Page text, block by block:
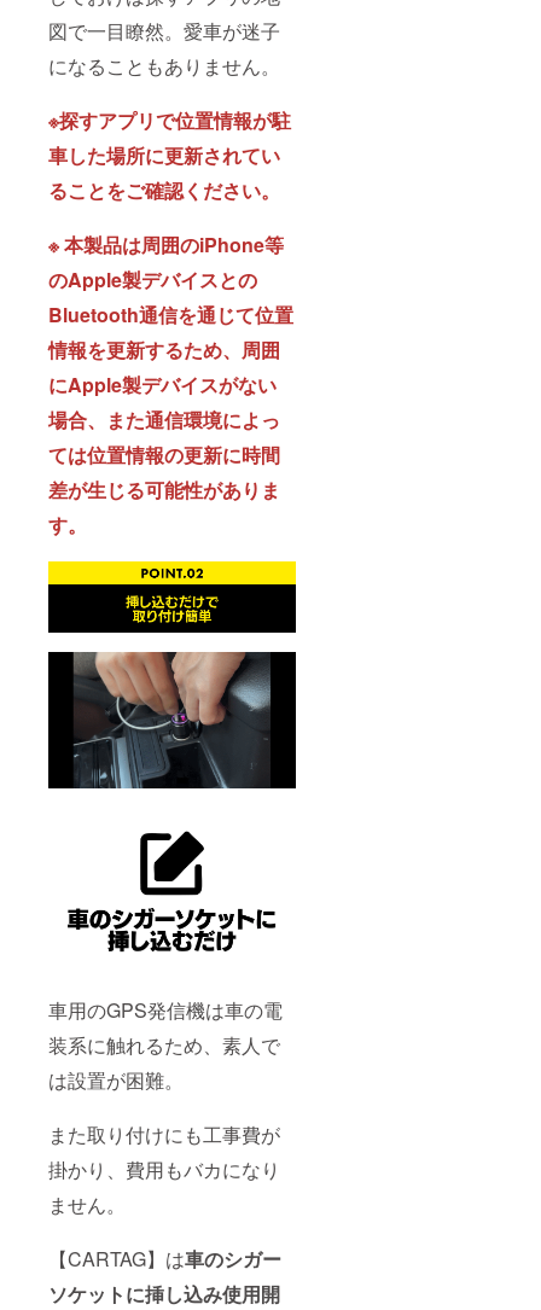
図で一目瞭然。愛車が迷子
になることもありません。
※探すアプリで位置情報が駐
車した場所に更新されてい
ることをご確認ください。
※ 本製品は周囲のiPhone等
のApple製デバイスとの
Bluetooth通信を通じて位置
情報を更新するため、周囲
にApple製デバイスがない
場合、また通信環境によっ
ては位置情報の更新に時間
差が生じる可能性がありま
す。
車用のGPS発信機は車の電
装系に触れるため、素人で
は設置が困難。
また取り付けにも工事費が
掛かり、費用もバカになり
ません。
【CARTAG】は車のシガー
ソケットに挿し込み使用開